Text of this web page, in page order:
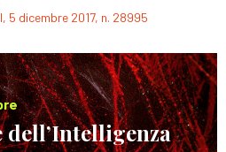
5 dicembre 2017, n. 28995
dell’Intelligenza